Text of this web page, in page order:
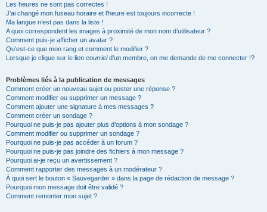
Les heures ne sont pas correctes !
J’ai changé mon fuseau horaire et l’heure est toujours incorrecte !
Ma langue n’est pas dans la liste !
A quoi correspondent les images à proximité de mon nom d’utilisateur ?
Comment puis-je afficher un avatar ?
Qu’est-ce que mon rang et comment le modifier ?
Lorsque je clique sur le lien courrield’un membre, on me demande de me connecter !?
Problèmes liés à la publication de messages
Comment créer un nouveau sujet ou poster une réponse ?
Comment modifier ou supprimer un message ?
Comment ajouter une signature à mes messages ?
Comment créer un sondage ?
Pourquoi ne puis-je pas ajouter plus d’options à mon sondage ?
Comment modifier ou supprimer un sondage ?
Pourquoi ne puis-je pas accéder à un forum ?
Pourquoi ne puis-je pas joindre des fichiers à mon message ?
Pourquoi ai-je reçu un avertissement ?
Comment rapporter des messages à un modérateur ?
À quoi sert le bouton « Sauvegarder » dans la page de rédaction de message ?
Pourquoi mon message doit être validé ?
Comment remonter mon sujet ?